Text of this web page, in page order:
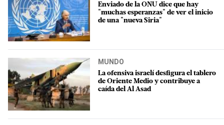
Enviado de la ONU dice que hay
"muchas esperanzas" de ver el inicio
de una "nueva Siria"
MUNDO
La ofensiva israelí desfigura el tablero
de Oriente Medio y contribuye a
caída del Al Asad